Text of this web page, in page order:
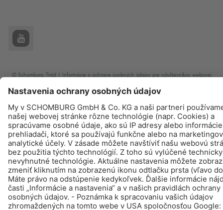
© Schomburg. Tiráž| Informácie o ochrane osobných údajov pre návštevníkov webovej
stránky
Design & realizácia +| LOUIS INTERNET